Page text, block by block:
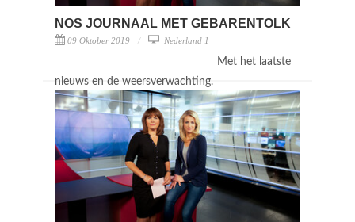
NOS JOURNAAL MET GEBARENTOLK
09 Oktober 2019 Nederland 1
Met het laatste
nieuws en de weersverwachting.